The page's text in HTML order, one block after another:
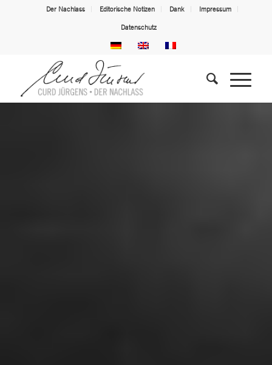
Der Nachlass Editorische Notizen Dank Impressum
Datenschutz